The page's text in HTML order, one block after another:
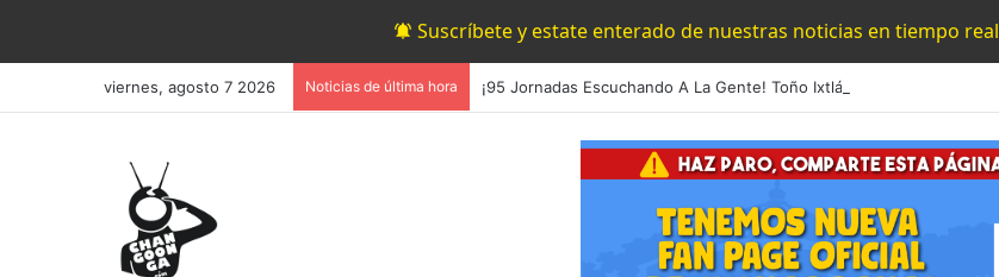
Suscríbete y estate enterado de nuestras noticias en tiempo real
viernes, agosto 7 2026 Noticias de última hora